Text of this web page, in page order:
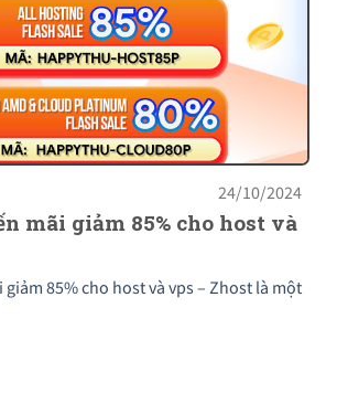
24/10/2024
mãi giảm 85% cho host và
85% cho host và vps – Zhost là một